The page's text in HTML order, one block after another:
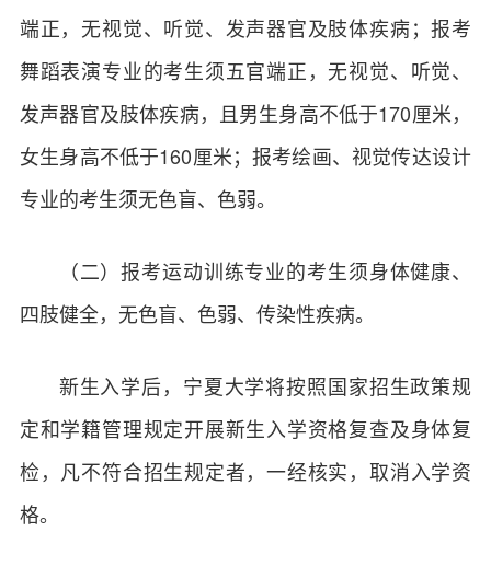
端正，无视觉、听觉、发声器官及肢体疾病；报考
舞蹈表演专业的考生须五官端正，无视觉、听觉、
发声器官及肢体疾病，且男生身高不低于170厘米，
女生身高不低于160厘米；报考绘画、视觉传达设计
专业的考生须无色盲、色弱。
（二）报考运动训练专业的考生须身体健康、
四肢健全，无色盲、色弱、传染性疾病。
新生入学后，宁夏大学将按照国家招生政策规
定和学籍管理规定开展新生入学资格复查及身体复
检，凡不符合招生规定者，一经核实，取消入学资
格。